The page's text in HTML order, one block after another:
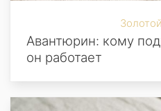
Авантюрин: кому
он работает